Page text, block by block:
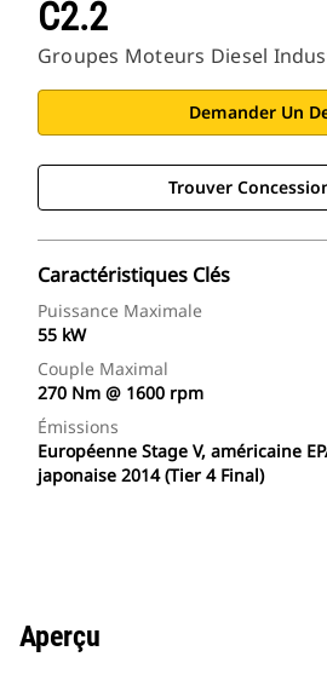
C2.2
Groupes Moteurs Diesel
Demander Un
Trouver
Caractéristiques Clés
Puissance Maximale
55 kW
Couple Maximal
270 Nm @ 1600 rpm
Émissions
Européenne Stage V, américaine
japonaise 2014 (Tier 4 Final)
Aperçu